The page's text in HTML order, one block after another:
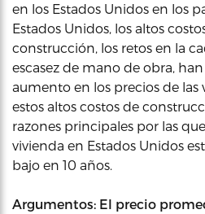
en los Estados Unidos en los
Estados Unidos, los altos
construcción, los retos en la
escasez de mano de obra,
aumento en los precios de las
estos altos costos de
razones principales por las
vivienda en Estados Unidos
bajo en 10 años.
Argumentos: El precio